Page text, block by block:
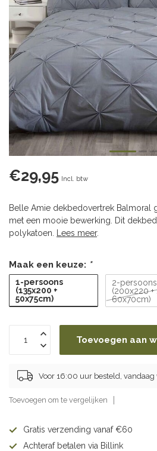
€29,95 Incl. btw
Belle Amie dekbedovertrek Balmoral
met een mooie bewerking. Dit
polykatoen.
Lees meer.
Maak een keuze: *
1-persoons
(135x200 +
50x75cm)
2-persoons
(200x220 +
60x70cm)
Toevoegen aan
Voor 16:00 uur besteld, vandaag
Toevoegen om te vergelijken
Gratis verzending vanaf €60
Achteraf betalen via Billink